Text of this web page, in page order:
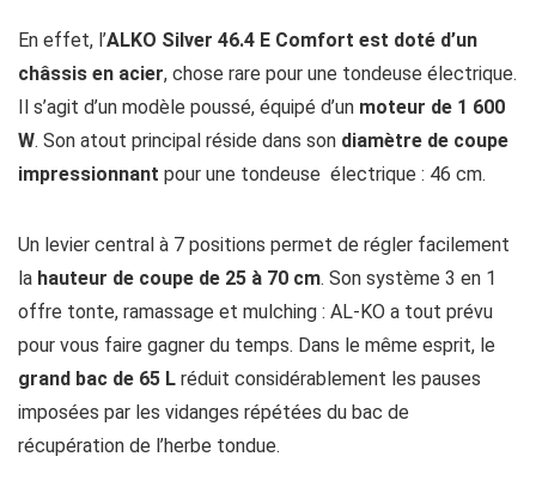
En effet, l’ALKO Silver 46.4 E Comfort est doté d’un
châssis en acier, chose rare pour une tondeuse électrique.
Il s’agit d’un modèle poussé, équipé d’un moteur de 1 600
W. Son atout principal réside dans son diamètre de coupe
impressionnant pour une tondeuse électrique : 46 cm.
Un levier central à 7 positions permet de régler facilement
la hauteur de coupe de 25 à 70 cm. Son système 3 en 1
offre tonte, ramassage et mulching : AL-KO a tout prévu
pour vous faire gagner du temps. Dans le même esprit, le
grand bac de 65 L réduit considérablement les pauses
imposées par les vidanges répétées du bac de
récupération de l’herbe tondue.